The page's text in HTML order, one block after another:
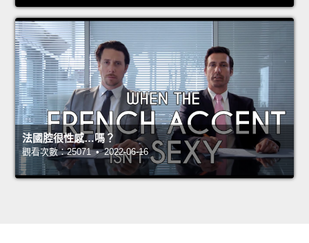
法國腔很性感…嗎？
觀看次數：25071 • 2022-06-16